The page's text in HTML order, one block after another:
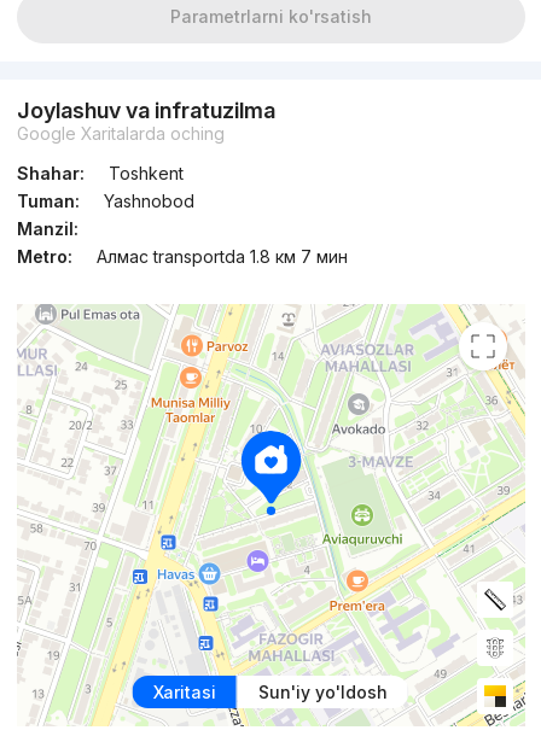
Parametrlarni ko'rsatish
Joylashuv va infratuzilma
Google Xaritalarda oching
Shahar:
Toshkent
Tuman:
Yashnobod
Manzil:
Metro:
Алмас transportda 1.8 км 7 мин
Xaritasi Sun'iy yo'ldosh